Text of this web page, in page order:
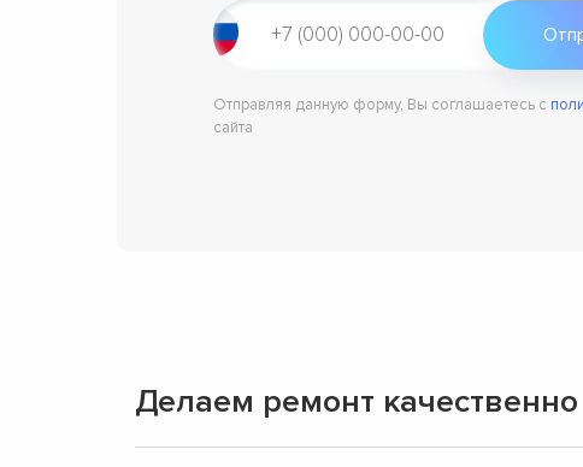
Отправляя данную форму, Вы соглашаетесь с
сайта
Делаем ремонт